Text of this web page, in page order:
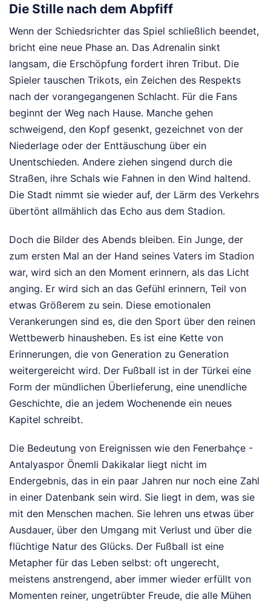
Die Stille nach dem Abpfiff
Wenn der Schiedsrichter das Spiel schließlich beendet,
bricht eine neue Phase an. Das Adrenalin sinkt
langsam, die Erschöpfung fordert ihren Tribut. Die
Spieler tauschen Trikots, ein Zeichen des Respekts
nach der vorangegangenen Schlacht. Für die Fans
beginnt der Weg nach Hause. Manche gehen
schweigend, den Kopf gesenkt, gezeichnet von der
Niederlage oder der Enttäuschung über ein
Unentschieden. Andere ziehen singend durch die
Straßen, ihre Schals wie Fahnen in den Wind haltend.
Die Stadt nimmt sie wieder auf, der Lärm des Verkehrs
übertönt allmählich das Echo aus dem Stadion.
Doch die Bilder des Abends bleiben. Ein Junge, der
zum ersten Mal an der Hand seines Vaters im Stadion
war, wird sich an den Moment erinnern, als das Licht
anging. Er wird sich an das Gefühl erinnern, Teil von
etwas Größerem zu sein. Diese emotionalen
Verankerungen sind es, die den Sport über den reinen
Wettbewerb hinausheben. Es ist eine Kette von
Erinnerungen, die von Generation zu Generation
weitergereicht wird. Der Fußball ist in der Türkei eine
Form der mündlichen Überlieferung, eine unendliche
Geschichte, die an jedem Wochenende ein neues
Kapitel schreibt.
Die Bedeutung von Ereignissen wie den Fenerbahçe -
Antalyaspor Önemli Dakikalar liegt nicht im
Endergebnis, das in ein paar Jahren nur noch eine Zahl
in einer Datenbank sein wird. Sie liegt in dem, was sie
mit den Menschen machen. Sie lehren uns etwas über
Ausdauer, über den Umgang mit Verlust und über die
flüchtige Natur des Glücks. Der Fußball ist eine
Metapher für das Leben selbst: oft ungerecht,
meistens anstrengend, aber immer wieder erfüllt von
Momenten reiner, ungetrübter Freude, die alle Mühen